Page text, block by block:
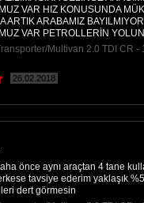
VAR HIZ KONUSUNDA
ARTIK ARABAMIZ
VAR PETROLLERİN
Multivan 2.0 TDI CR -
26.02.2018
önce aynı araçtan 4 tane
tavsiye ederim yaklaşık
dert görmesin